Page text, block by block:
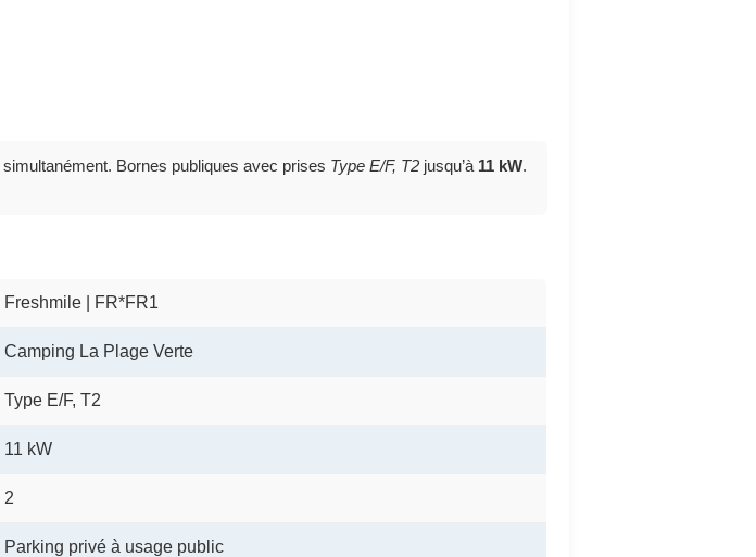
simultanément. Bornes publiques avec prises Type E/F, T2 jusqu’à 11 kW.
Freshmile | FR*FR1
Camping La Plage Verte
Type E/F, T2
11 kW
2
Parking privé à usage public